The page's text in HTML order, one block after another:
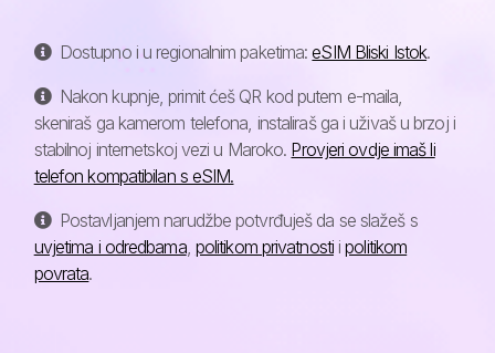
Dostupno i u regionalnim paketima:eSIM Bliski Istok.
Nakon kupnje, primit ćeš QR kod putem e-maila,
skeniraš ga kamerom telefona, instaliraš ga i uživaš u brzoj i
stabilnoj internetskoj vezi u Maroko. Provjeri ovdje imaš li
telefon kompatibilan s eSIM.
Postavljanjem narudžbe potvrđuješ da se slažeš s
uvjetima i odredbama, politikom privatnostiipolitikom
povrata.